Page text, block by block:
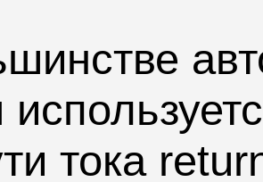
тока